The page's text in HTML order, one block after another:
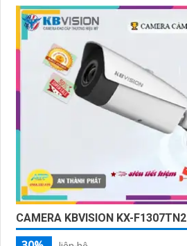
CAMERA KBVISION KX-F1307TN2